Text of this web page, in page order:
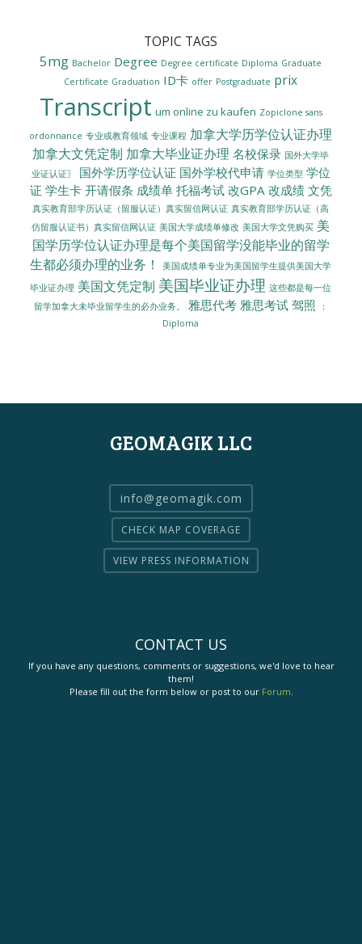
TOPIC TAGS
5mg Bachelor Degree Degree certificate Diploma Graduate
Certificate Graduation ID卡 offer Postgraduate prix
Transcript um online zu kaufen Zopiclone sans
ordonnance 专业或教育领域 专业课程 加拿大学历学位认证办理
加拿大文凭定制 加拿大毕业证办理 名校保录 国外大学毕
业证认证〗
国外学历学位认证 国外学校代申请 学位类型 学位
证 学生卡 开请假条 成绩单 托福考试 改GPA 改成绩 文凭
真实教育部学历认证（留服认证）真实留信网认证 真实教育部学历认证（高
仿留服认证书）真实留信网认证 美国大学成绩单修改 美国大学文凭购买 美
国学历学位认证办理是每个美国留学没能毕业的留学
生都必须办理的业务！
美国成绩单专业为美国留学生提供美国大学
毕业证办理 美国文凭定制 美国毕业证办理 这些都是每一位
留学加拿大未毕业留学生的必办业务。
雅思代考 雅思考试 驾照
：
Diploma
GEOMAGIK LLC
info@geomagik.com
CHECK MAP COVERAGE
VIEW PRESS INFORMATION
CONTACT US
If you have any questions, comments or suggestions, we'd love to hear
them!
Please fill out the form below or post to our Forum